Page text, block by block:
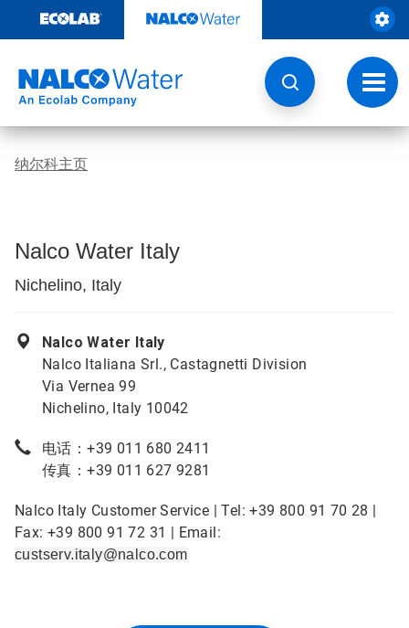
至
切
换
导
航
纳尔科主页
Nalco Water Italy
Nichelino, Italy
Nalco Water Italy
Nalco Italiana Srl., Castagnetti Division
Via Vernea 99
Nichelino, Italy 10042
电话：+39 011 680 2411
传真：+39 011 627 9281
Nalco Italy Customer Service | Tel: +39 800 91 70 28 |
Fax: +39 800 91 72 31 | Email:
custserv.italy@nalco.com